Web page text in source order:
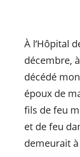
À l’Hôpital
décembre,
décédé
époux de
fils de feu
et de feu
demeurait